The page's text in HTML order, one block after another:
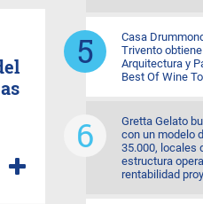
Casa
Trivento
Arquitectura y
Best Of Wine
Gretta Gelato
con un modelo
35.000, locales
estructura
rentabilidad